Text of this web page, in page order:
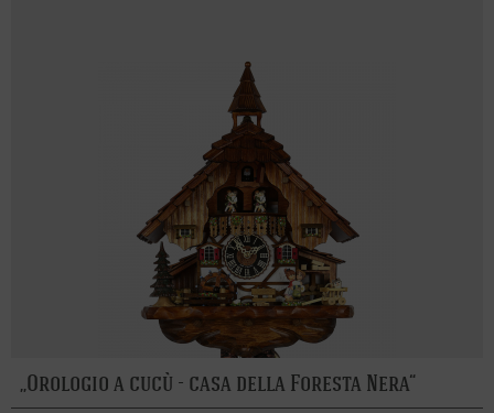
Orologio a cucù - casa della Foresta Nera